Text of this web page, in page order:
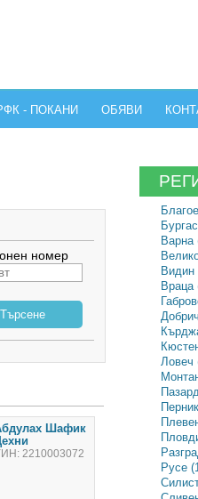
- ПОКАНИ ОБЯВИ
номер
Търсене
Шафик
2210003072
Варна
Видин
Враца
Ловеч
Русе